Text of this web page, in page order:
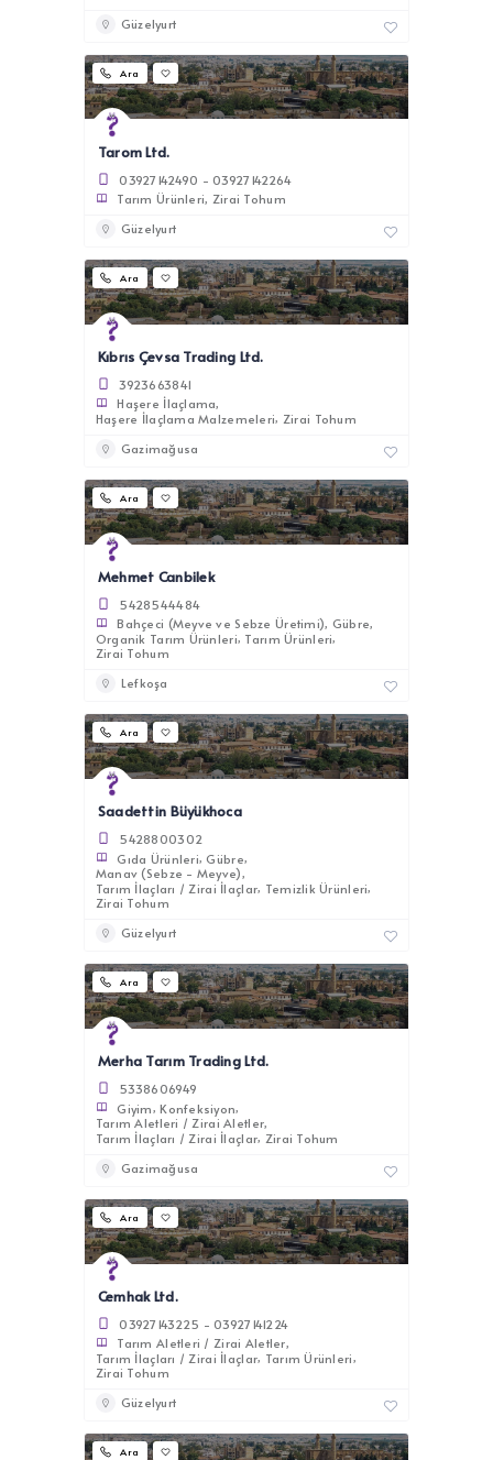
Güzelyurt
Ara
Tarom Ltd.
03927142490 - 03927142264
Tarım Ürünleri Zirai Tohum
Güzelyurt
Ara
Kıbrıs Çevsa Trading Ltd.
3923663841
Haşere İlaçlama
Haşere İlaçlama Malzemeleri Zirai Tohum
Gazimağusa
Ara
Mehmet Canbilek
5428544484
Bahçeci (Meyve ve Sebze Üretimi) Gübre
Organik Tarım Ürünleri Tarım Ürünleri
Zirai Tohum
Lefkoşa
Ara
Saadettin Büyükhoca
5428800302
Gıda Ürünleri Gübre
Manav (Sebze - Meyve)
Tarım İlaçları / Zirai İlaçlar Temizlik Ürünleri
Zirai Tohum
Güzelyurt
Ara
Merha Tarım Trading Ltd.
5338606949
Giyim Konfeksiyon
Tarım Aletleri / Zirai Aletler
Tarım İlaçları / Zirai İlaçlar Zirai Tohum
Gazimağusa
Ara
Cemhak Ltd.
03927143225 - 03927141224
Tarım Aletleri / Zirai Aletler
Tarım İlaçları / Zirai İlaçlar Tarım Ürünleri
Zirai Tohum
Güzelyurt
Ara